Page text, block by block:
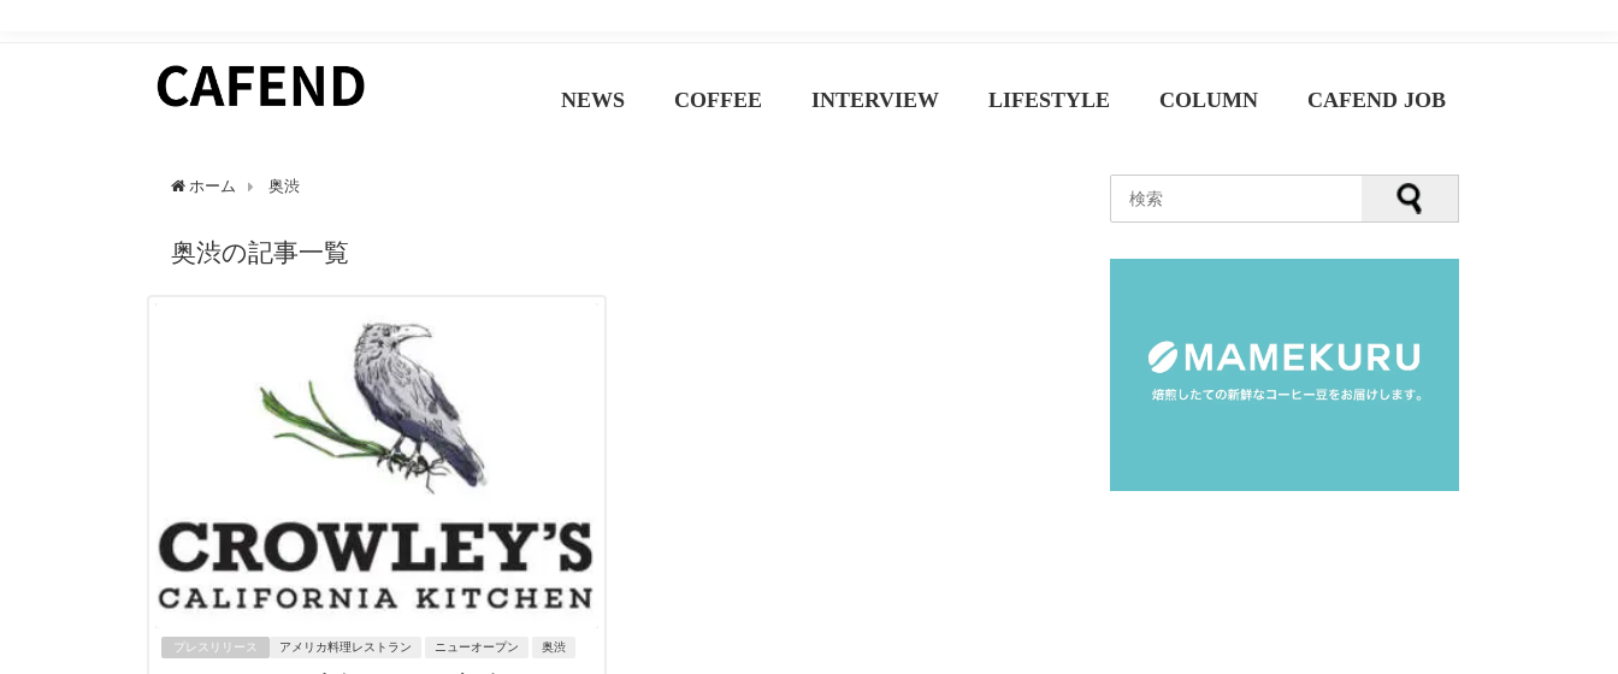
NEWS COFFEE INTERVIEW LIFESTYLE COLUMN CAFEND JOB
ホーム 奥渋
奥渋の記事一覧
プレスリリース アメリカ料理レストラン ニューオープン 奥渋